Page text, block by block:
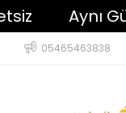
Aynı Gün
05465463838